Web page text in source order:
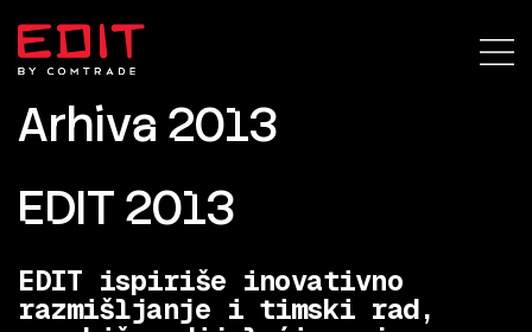
Arhiva 2013
EDIT 2013
EDIT ispiriše inovativno
razmišljanje i timski rad,